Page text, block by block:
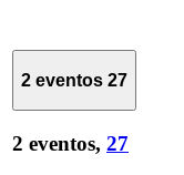
2 eventos 27
2 eventos, 27